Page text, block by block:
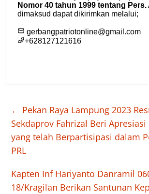
← Pekan Raya Lampung 2023
Sekdaprov Fahrizal Beri
yang telah Berpartisipasi dalam
PRL
Kapten Inf Hariyanto Danramil
18/Kragilan Berikan Santunan